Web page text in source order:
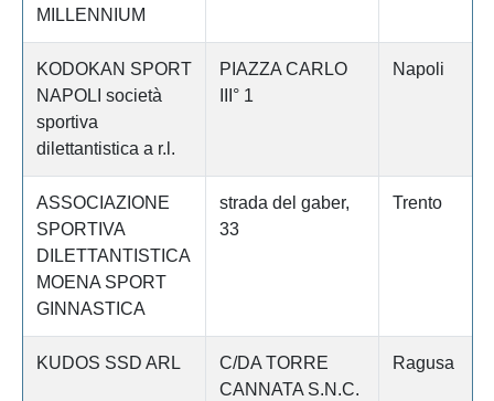
MILLENNIUM
KODOKAN SPORT
NAPOLI società
sportiva
dilettantistica a r.l.
PIAZZA CARLO
III° 1
Napoli
ASSOCIAZIONE
SPORTIVA
DILETTANTISTICA
MOENA SPORT
GINNASTICA
strada del gaber,
33
Trento
KUDOS SSD ARL
C/DA TORRE
CANNATA S.N.C.
Ragusa